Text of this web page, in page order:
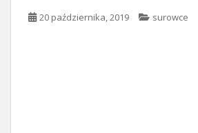
20 października, 2019 surowce